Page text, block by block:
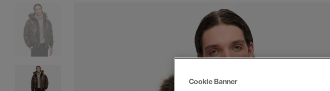
Cookie Banner